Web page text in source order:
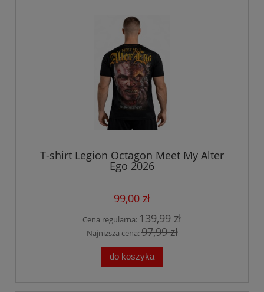
T-shirt Legion Octagon Meet My Alter
Ego 2026
99,00 zł
Cena regularna:139,99 zł
Najniższa cena:97,99 zł
do koszyka